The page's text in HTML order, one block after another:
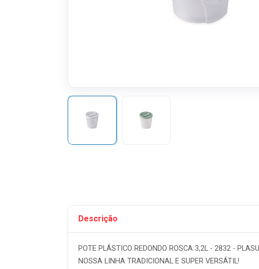
Descrição
POTE PLÁSTICO REDONDO ROSCA 3,2L - 2832 -
NOSSA LINHA TRADICIONAL E SUPER VERSÁTIL!